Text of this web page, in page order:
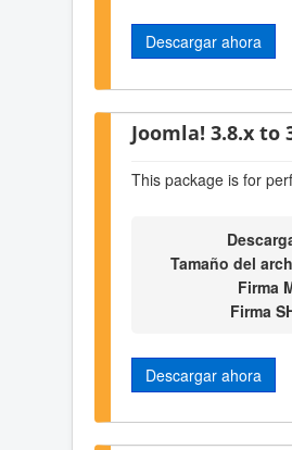
Descargar ahora
Joomla! 3.8.x to
This package is for
Tamaño del
Firma
Firma
Descargar ahora